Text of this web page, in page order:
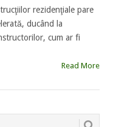
rezidenţiale pare
ducând la
cum ar fi
Read More